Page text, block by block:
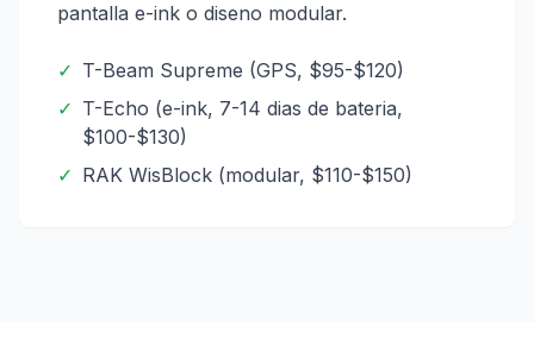
pantalla e-ink o diseno modular.
✓ T-Beam Supreme (GPS, $95-$120)
✓ T-Echo (e-ink, 7-14 dias de bateria,
$100-$130)
✓ RAK WisBlock (modular, $110-$150)